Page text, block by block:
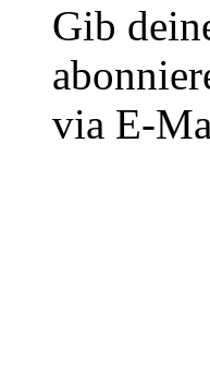
Gib
via E-